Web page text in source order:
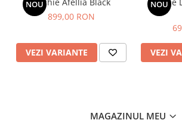
NOU
Rochie Afellia Black
899,00 RON
VEZI VARIANTE
NOU
Rochie
VEZI
MAGAZINUL MEU